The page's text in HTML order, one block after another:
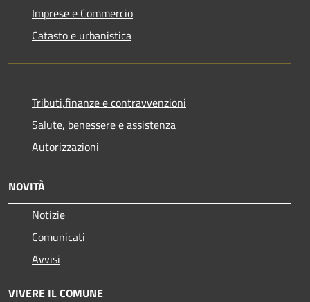
Imprese e Commercio
Catasto e urbanistica
Tributi,finanze e contravvenzioni
Salute, benessere e assistenza
Autorizzazioni
NOVITÀ
Notizie
Comunicati
Avvisi
VIVERE IL COMUNE